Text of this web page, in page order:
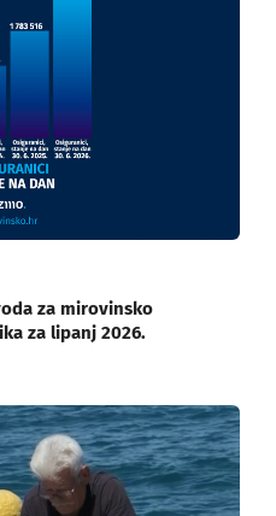
za mirovinsko
za lipanj 2026.